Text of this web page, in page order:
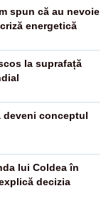
spun că au nevoie
energetică
la suprafață
deveni conceptul
lui Coldea în
decizia